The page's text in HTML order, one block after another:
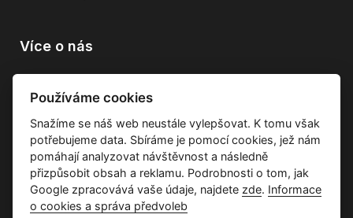
Více o nás
Průvodce tkaninami
Kontakty
Používáme cookies
Snažíme se náš web neustále vylepšovat. K tomu však
potřebujeme data. Sbíráme je pomocí cookies, jež nám
pomáhají analyzovat návštěvnost a následně
přizpůsobit obsah a reklamu. Podrobnosti o tom, jak
Google zpracovává vaše údaje, najdete zde. Informace
o cookies a správa předvoleb